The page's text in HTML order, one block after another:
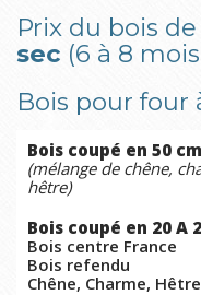
Prix du bois
sec (6 à 8
Bois pour four
Bois coupé en 50
(mélange de chêne,
hêtre)
Bois coupé en 20 A
Bois centre France
Bois refendu
Chêne, Charme, Hêtre